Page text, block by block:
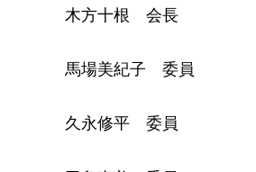
木方十根 会長
馬場美紀子 委員
久永修平 委員